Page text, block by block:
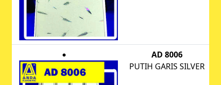
AD 8006
PUTIH GARIS SILVER